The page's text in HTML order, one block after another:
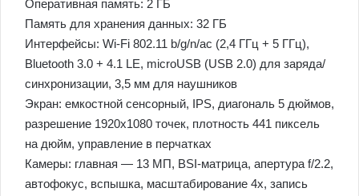
Оперативная память: 2 ГБ
Память для хранения данных: 32 ГБ
Интерфейсы: Wi-Fi 802.11 b/g/n/ac (2,4 ГГц + 5 ГГц),
Bluetooth 3.0 + 4.1 LE, microUSB (USB 2.0) для заряда/
синхронизации, 3,5 мм для наушников
Экран: емкостной сенсорный, IPS, диагональ 5 дюймов,
разрешение 1920х1080 точек, плотность 441 пиксель
на дюйм, управление в перчатках
Камеры: главная — 13 МП, BSI-матрица, апертура f/2.2,
автофокус, вспышка, масштабирование 4х, запись